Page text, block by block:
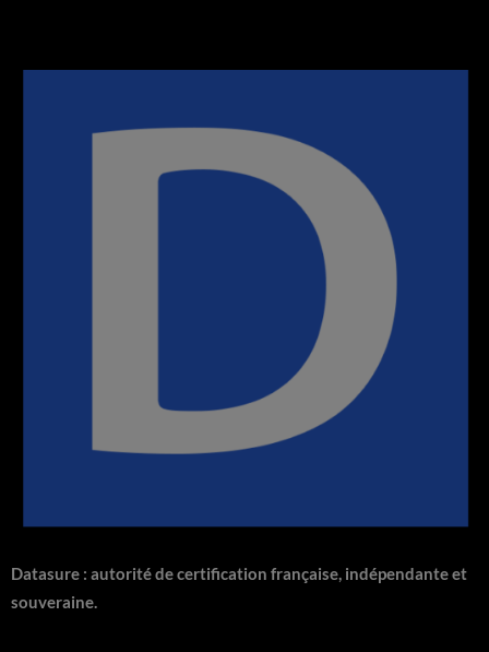
Datasure : autorité de certification française, indépendante et
souveraine.